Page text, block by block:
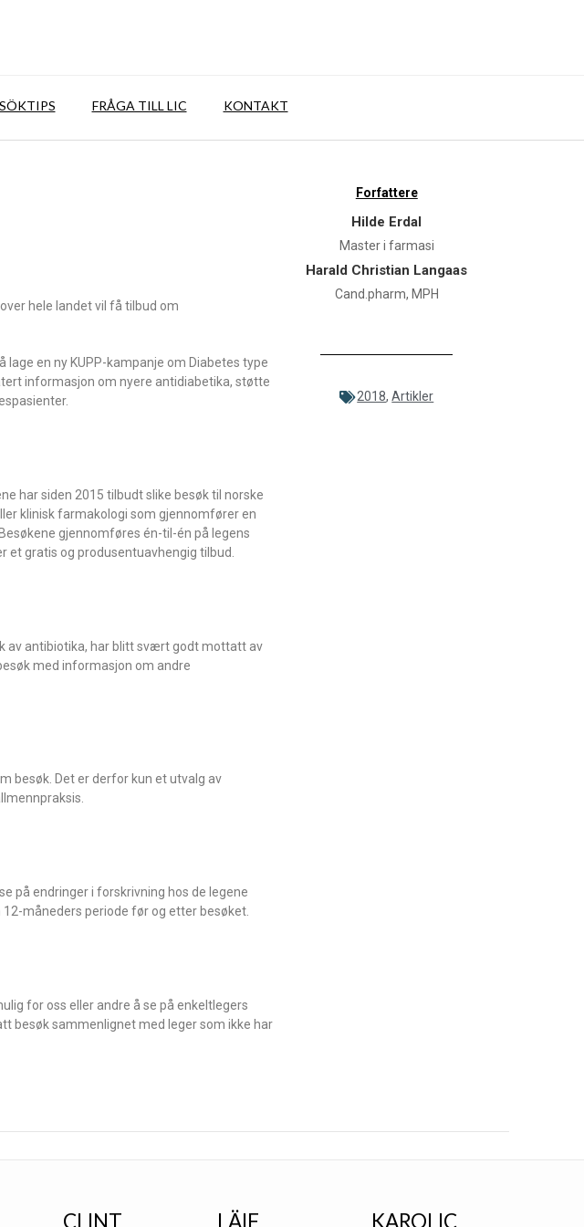
SÖKTIPS FRÅGA TILL LIC KONTAKT
hele landet vil få tilbud om
en ny KUPP-kampanje om Diabetes type
informasjon om nyere antidiabetika, støtte
har siden 2015 tilbudt slike besøk til norske
klinisk farmakologi som gjennomfører en
gjennomføres én-til-én på legens
et gratis og produsentuavhengig tilbud.
av antibiotika, har blitt svært godt mottatt av
med informasjon om andre
besøk. Det er derfor kun et utvalg av
på endringer i forskrivning hos de legene
måneders periode før og etter besøket.
for oss eller andre å se på enkeltlegers
besøk sammenlignet med leger som ikke har
Forfattere
Hilde Erdal
Master i farmasi
Harald Christian Langaas
Cand.pharm, MPH
2018,Artikler
CLINT LÄIF KAROLIC